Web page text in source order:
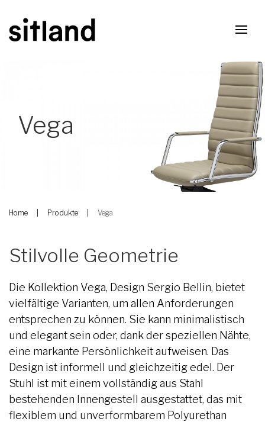
Vega
Home Produkte Vega
Stilvolle Geometrie
Die Kollektion Vega, Design Sergio Bellin, bietet
vielfältige Varianten, um allen Anforderungen
entsprechen zu können. Sie kann minimalistisch
und elegant sein oder, dank der speziellen Nähte,
eine markante Persönlichkeit aufweisen. Das
Design ist informell und gleichzeitig edel. Der
Stuhl ist mit einem vollständig aus Stahl
bestehenden Innengestell ausgestattet, das mit
flexiblem und unverformbarem Polyurethan